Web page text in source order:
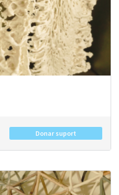
Donar suport